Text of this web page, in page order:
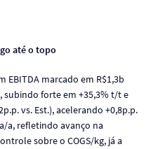
até o topo
EBITDA marcado em R$1,3b
subindo forte em +35,3% t/t e
vs. Est.), acelerando +0,8p.p.
a, refletindo avanço na
sobre o COGS/kg, já a